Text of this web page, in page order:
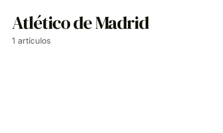
Atlético de Madrid
1 artículos